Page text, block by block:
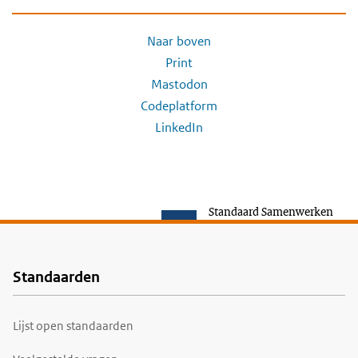
Naar boven
Print
Mastodon
Codeplatform
LinkedIn
Standaard Samenwerken
Voet
Standaarden
Lijst open standaarden